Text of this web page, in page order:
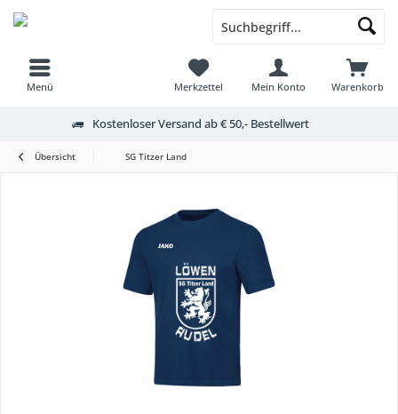
Menü Warenkorb
Merkzettel Mein Konto
Kostenloser Versand ab € 50,- Bestellwert
Übersicht SG Titzer Land